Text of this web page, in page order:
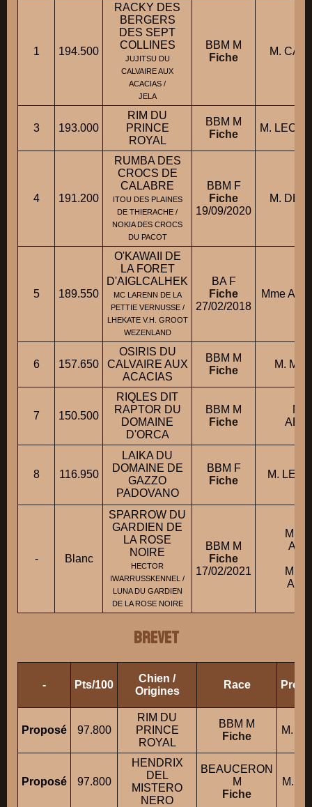
1 194.500
RACKY DES
BERGERS
DES SEPT
COLLINES
JUJITSU DU
CALVAIRE AUX
ACACIAS /
JELA
BBM M
Fiche
M.
3 193.000
RIM DU
PRINCE
ROYAL
BBM M
Fiche
M.
4 191.200
RUMBA DES
CROCS DE
CALABRE
ITOU DES PLAINES
DE THIERACHE /
NOKIA DES CROCS
DU PACOT
BBM F
Fiche
19/09/2020
M.
5 189.550
O'KAWAII DE
LA FORET
D'AIGLCALHEK
MC LARENN DE LA
PETTIE VERNUSSE /
LHEKATE V.H. GROOT
WEZENLAND
BA F
Fiche
27/02/2018
Mme
6 157.650
OSIRIS DU
CALVAIRE AUX
ACACIAS
BBM M
Fiche
M.
7 150.500
RIQLES DIT
RAPTOR DU
DOMAINE
D'ORCA
BBM M
Fiche
M.
8 116.950
LAIKA DU
DOMAINE DE
GAZZO
PADOVANO
BBM F
Fiche
M. LE
- Blanc
SPARROW DU
GARDIEN DE
LA ROSE
NOIRE
HECTOR
IWARRUSSKENNEL /
LUNA DU GARDIEN
DE LA ROSE NOIRE
BBM M
Fiche
17/02/2021
M.
M.
BREVET
- Pts/100
Chien /
Origines
Race
Proposé 97.800
RIM DU
PRINCE
ROYAL
BBM M
Fiche
M.
Proposé 97.800
HENDRIX
DEL
MISTERO
NERO
BEAUCERON
M
Fiche
M.